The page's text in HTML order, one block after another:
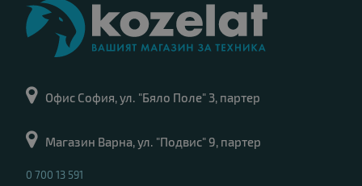
Офис София, ул. "Бяло Поле" 3, партер
Магазин Варна, ул. "Подвис" 9, партер
0 700 13 591